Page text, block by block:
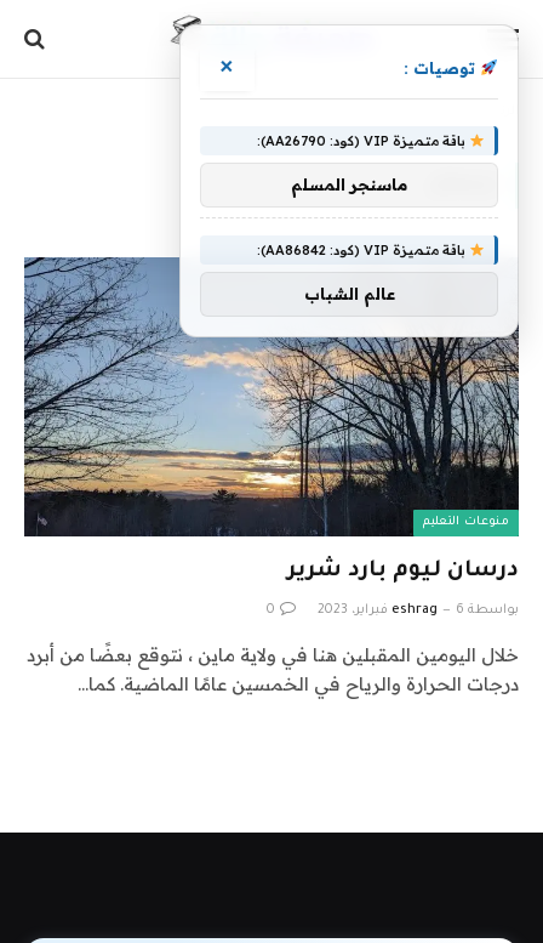
منوعات التعليم
درسان ليوم بارد شرير
بواسطة eshrag 6 فبراير، 2023 0
خلال اليومين المقبلين هنا في ولاية ماين ، نتوقع بعضًا من أبرد
درجات الحرارة والرياح في الخمسين عامًا الماضية. كما…
توصيات : ×
باقة متميزة VIP (كود: AA26790):
ماسنجر المسلم
باقة متميزة VIP (كود: AA86842):
عالم الشباب